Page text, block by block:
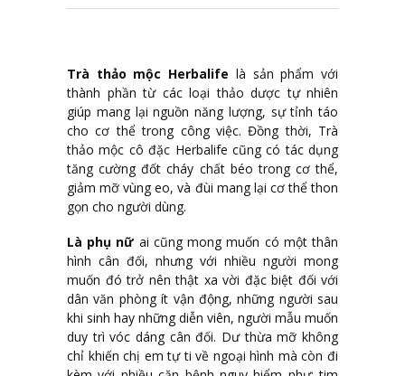
Trà thảo mộc Herbalife là sản phẩm với
thành phần từ các loại thảo dược tự nhiên
giúp mang lại nguồn năng lượng, sự tỉnh táo
cho cơ thể trong công việc. Đồng thời, Trà
thảo mộc cô đặc Herbalife cũng có tác dụng
tăng cường đốt cháy chất béo trong cơ thể,
giảm mỡ vùng eo, và đùi mang lại cơ thể thon
gọn cho người dùng.
Là phụ nữai cũng mong muốn có một thân
hình cân đối, nhưng với nhiều người mong
muốn đó trở nên thật xa vời đặc biệt đối với
dân văn phòng ít vận động, những người sau
khi sinh hay những diễn viên, người mẫu muốn
duy trì vóc dáng cân đối. Dư thừa mỡ không
chỉ khiến chị em tự ti về ngoại hình mà còn đi